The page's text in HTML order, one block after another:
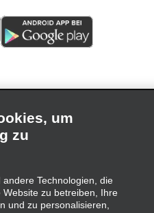
Datenschutzrichtlinie
um
zu
Technologien, die
zu betreiben, Ihre
und zu personalisieren,